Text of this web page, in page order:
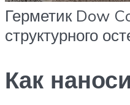
Герметик Dow
структурного
Как